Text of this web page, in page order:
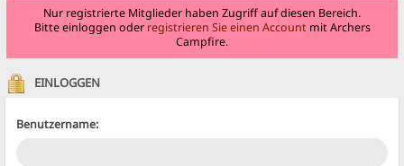
Nur registrierte Mitglieder haben Zugriff auf diesen Bereich.
Bitte einloggen oder registrieren Sie einen Accountmit Archers
Campfire.
EINLOGGEN
Benutzername: